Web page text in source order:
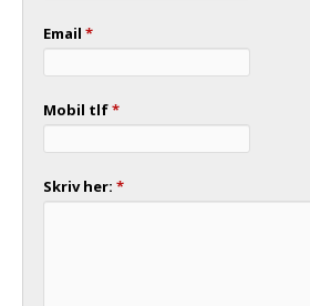
Email *
Mobil tlf*
Skriv her: *